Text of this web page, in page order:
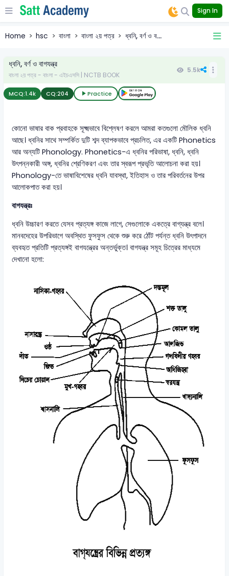
Sign In
Home hsc বাংলা বাংলা ২য় পত্র ধ্বনি, বর্ণ ও ব...
ধ্বনি, বর্ণ ও বাগযন্ত্র
বাংলা ২য় পত্র - বাংলা - এইচএসসি | NCTB BOOK
5.5k
MCQ:1.4k CQ:204 Practice
কোনো ভাষার বাক প্রবাহকে সূক্ষ্মভাবে বিশ্লেষণ করলে আমরা কতগুলো মৌলিক ধ্বনি
আছে। ধ্বনির সাথে সম্পর্কিত দুটি শব্দ ব্যাপকভাবে প্রচলিত, এর একটি Phonetics
আর অন্যটি Phonology. Phonetics-এ ধ্বনির পরিভাষা, ধ্বনি, ধ্বনি
উৎপন্নকারী অঙ্গ, ধ্বনির শ্রেণিকরণ এবং তার স্বরূপ প্রভৃতি আলোচনা করা হয়।
Phonology-তে ভাষাবিশেষের ধ্বনি যাবস্থা, ইতিহাস ও তার পরিবর্তনের উপর
আলোকপাত করা হয়।
বাগযন্ত্রঃ
ধ্বনি উচ্চারণ করতে যেসব প্রত্যঙ্গ কাজে লাগে, সেগুলোকে একত্রে বাগ্যন্ত্র বলে।
মানবদেহের উপরিভাগে অবস্থিত ফুসফুস থেকে শুরু করে ঠোঁট পর্যন্ত ধ্বনি উৎপাদনে
ব্যবহৃত প্রতিটি প্রত্যঙ্গই বাগযন্ত্রের অন্তর্ভুক্ত। বাগযন্ত্র সমূহ চিত্রের মাধ্যমে
দেখানো হলো: